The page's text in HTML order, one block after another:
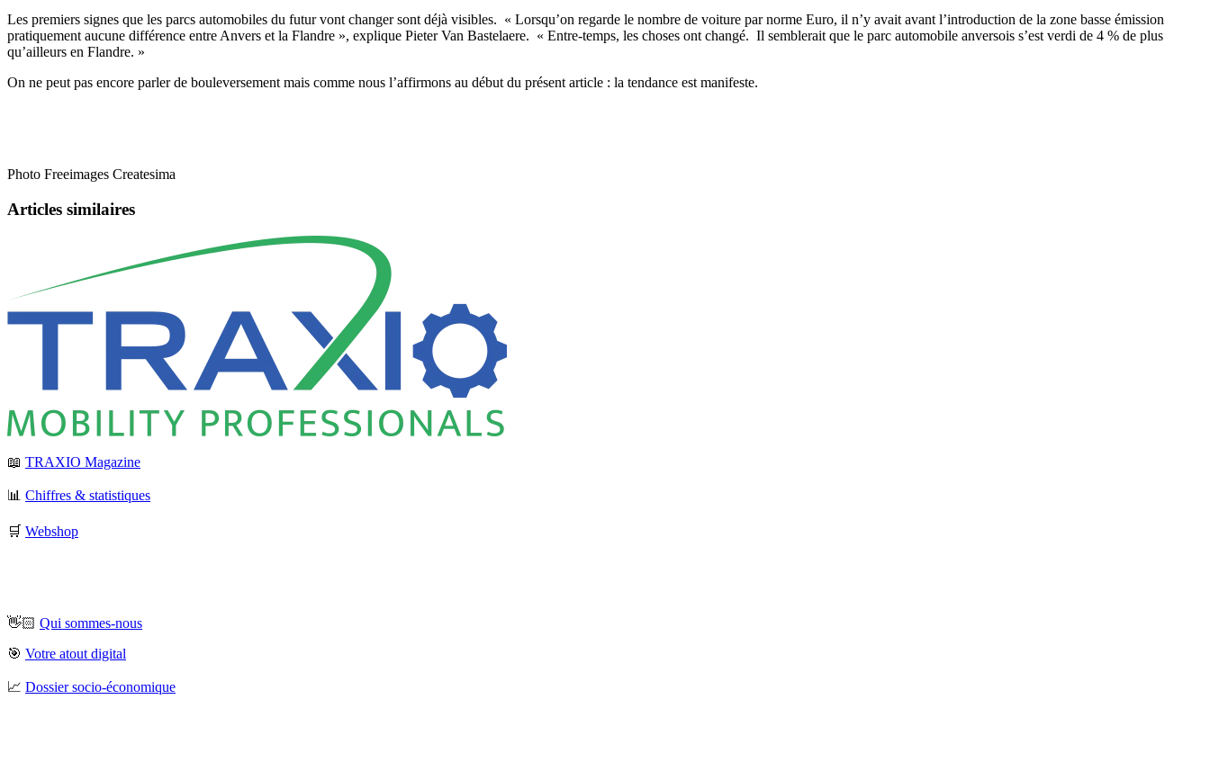
Les premiers signes que les parcs automobiles du futur vont changer sont déjà visibles. « Lorsqu’on regarde le nombre de voiture par norme Euro, il n’y avait avant l’introduction de la zone basse émission
pratiquement aucune différence entre Anvers et la Flandre », explique Pieter Van Bastelaere. « Entre-temps, les choses ont changé. Il semblerait que le parc automobile anversois s’est verdi de 4 % de plus
qu’ailleurs en Flandre. »
On ne peut pas encore parler de bouleversement mais comme nous l’affirmons au début du présent article : la tendance est manifeste.
Photo Freeimages Createsima
Articles similaires
📖 TRAXIO Magazine
📊 Chiffres & statistiques
🛒 Webshop
👋🏻 Qui sommes-nous
🎯 Votre atout digital
📈 Dossier socio-économique